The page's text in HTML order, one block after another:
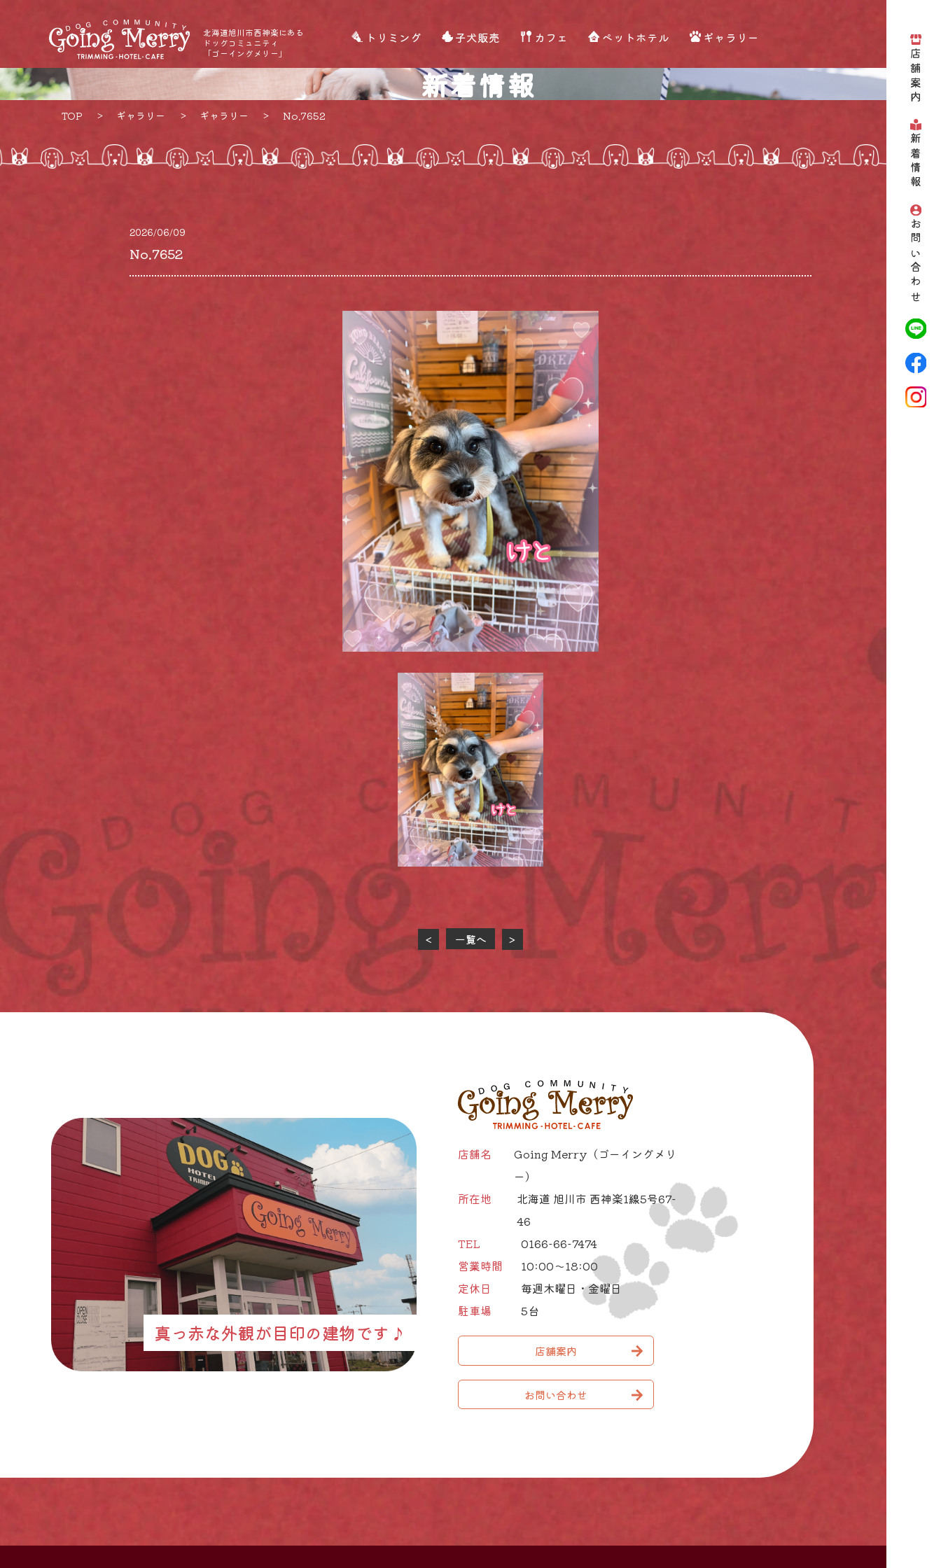
北海道旭川市西神楽にある
ドッグコミュニティ
「ゴーイングメリー」
トリミング 子犬販売 カフェ ペットホテル ギャラリー
店舗案内
新着情報
お問い合わせ
新着情報
TOP ギャラリー ギャラリー No.7652
2026/06/09
No.7652
< 一覧へ >
真っ赤な外観が目印の建物です♪
店舗名 Going Merry（ゴーイングメリ
ー）
所在地
北海道 旭川市 西神楽1線5号67-
46
TEL
0166-66-7474
営業時間
10:00～18:00
定休日
毎週木曜日・金曜日
駐車場
5台
店舗案内
お問い合わせ